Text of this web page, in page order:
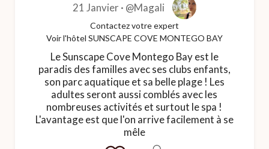
21 Janvier · @Magali
Contactez votre expert
Voir l'hôtel SUNSCAPE COVE MONTEGO BAY
Le Sunscape Cove Montego Bay est le
paradis des familles avec ses clubs enfants,
son parc aquatique et sa belle plage ! Les
adultes seront aussi comblés avec les
nombreuses activités et surtout le spa !
L'avantage est que l'on arrive facilement à se
mêle